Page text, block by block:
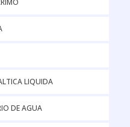
LIQUIDA
DE AGUA